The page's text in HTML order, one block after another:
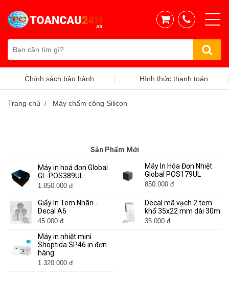
Chính sách bảo hành Hình thức thanh toán
Sản Phẩm Mới
Máy in hoá đơn Global
GL-POS389UL
1.850.000 đ
Máy In Hóa Đơn Nhiệt
Global POS179UL
850.000 đ
Giấy In Tem Nhãn -
Decal A6
45.000 đ
Decal mã vạch 2 tem
khổ 35x22 mm dài 30m
35.000 đ
Máy in nhiệt mini
Shoptida SP46 in đơn
hàng
1.320.000 đ
Trang chủ Máy chấm công Silicon